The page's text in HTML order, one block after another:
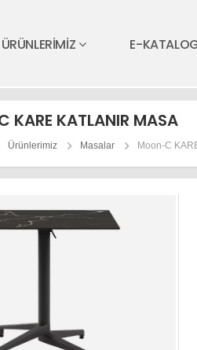
ÜRÜNLERİMİZ E-
KARE KATLANIR MASA
Ürünlerimiz Masalar Moon-C